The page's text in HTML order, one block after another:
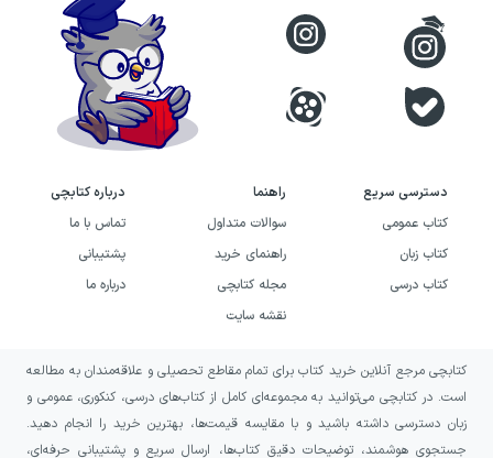
دسترسی سریع
کتاب عمومی
کتاب زبان
کتاب درسی
راهنما
سوالات متداول
راهنمای خرید
مجله کتابچی
نقشه سایت
درباره کتابچی
تماس با ما
پشتیبانی
درباره ما
کتابچی مرجع آنلاین خرید کتاب برای تمام مقاطع تحصیلی و علاقه‌مندان به مطالعه
است. در کتابچی می‌توانید به مجموعه‌ای کامل از کتاب‌های درسی، کنکوری، عمومی و
زبان دسترسی داشته باشید و با مقایسه قیمت‌ها، بهترین خرید را انجام دهید.
جستجوی هوشمند، توضیحات دقیق کتاب‌ها، ارسال سریع و پشتیبانی حرفه‌ای،